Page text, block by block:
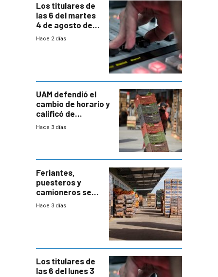
Los titulares de
las 6 del martes
4 de agosto de
2026
Hace 2 días
UAM defendió el
cambio de horario y
calificó de
“desproporcionado”
Hace 3 días
Feriantes,
puesteros y
camioneros se
movilizaron en
Hace 3 días
Los titulares de
las 6 del lunes 3